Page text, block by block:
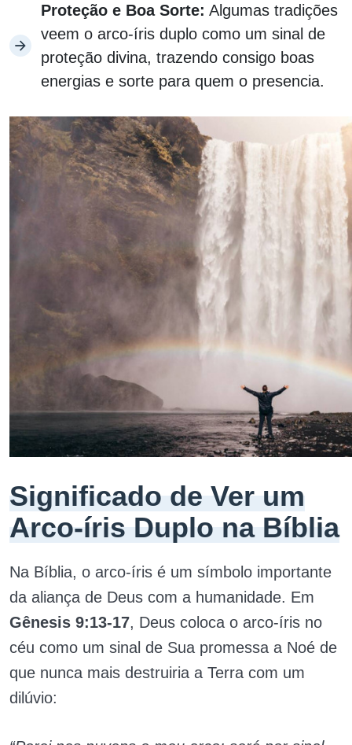
Proteção e Boa Sorte: Algumas tradições
veem o arco-íris duplo como um sinal de
proteção divina, trazendo consigo boas
energias e sorte para quem o presencia.
Significado de Ver um
Arco-íris Duplo na Bíblia
Na Bíblia, o arco-íris é um símbolo importante
da aliança de Deus com a humanidade. Em
Gênesis 9:13-17, Deus coloca o arco-íris no
céu como um sinal de Sua promessa a Noé de
que nunca mais destruiria a Terra com um
dilúvio: